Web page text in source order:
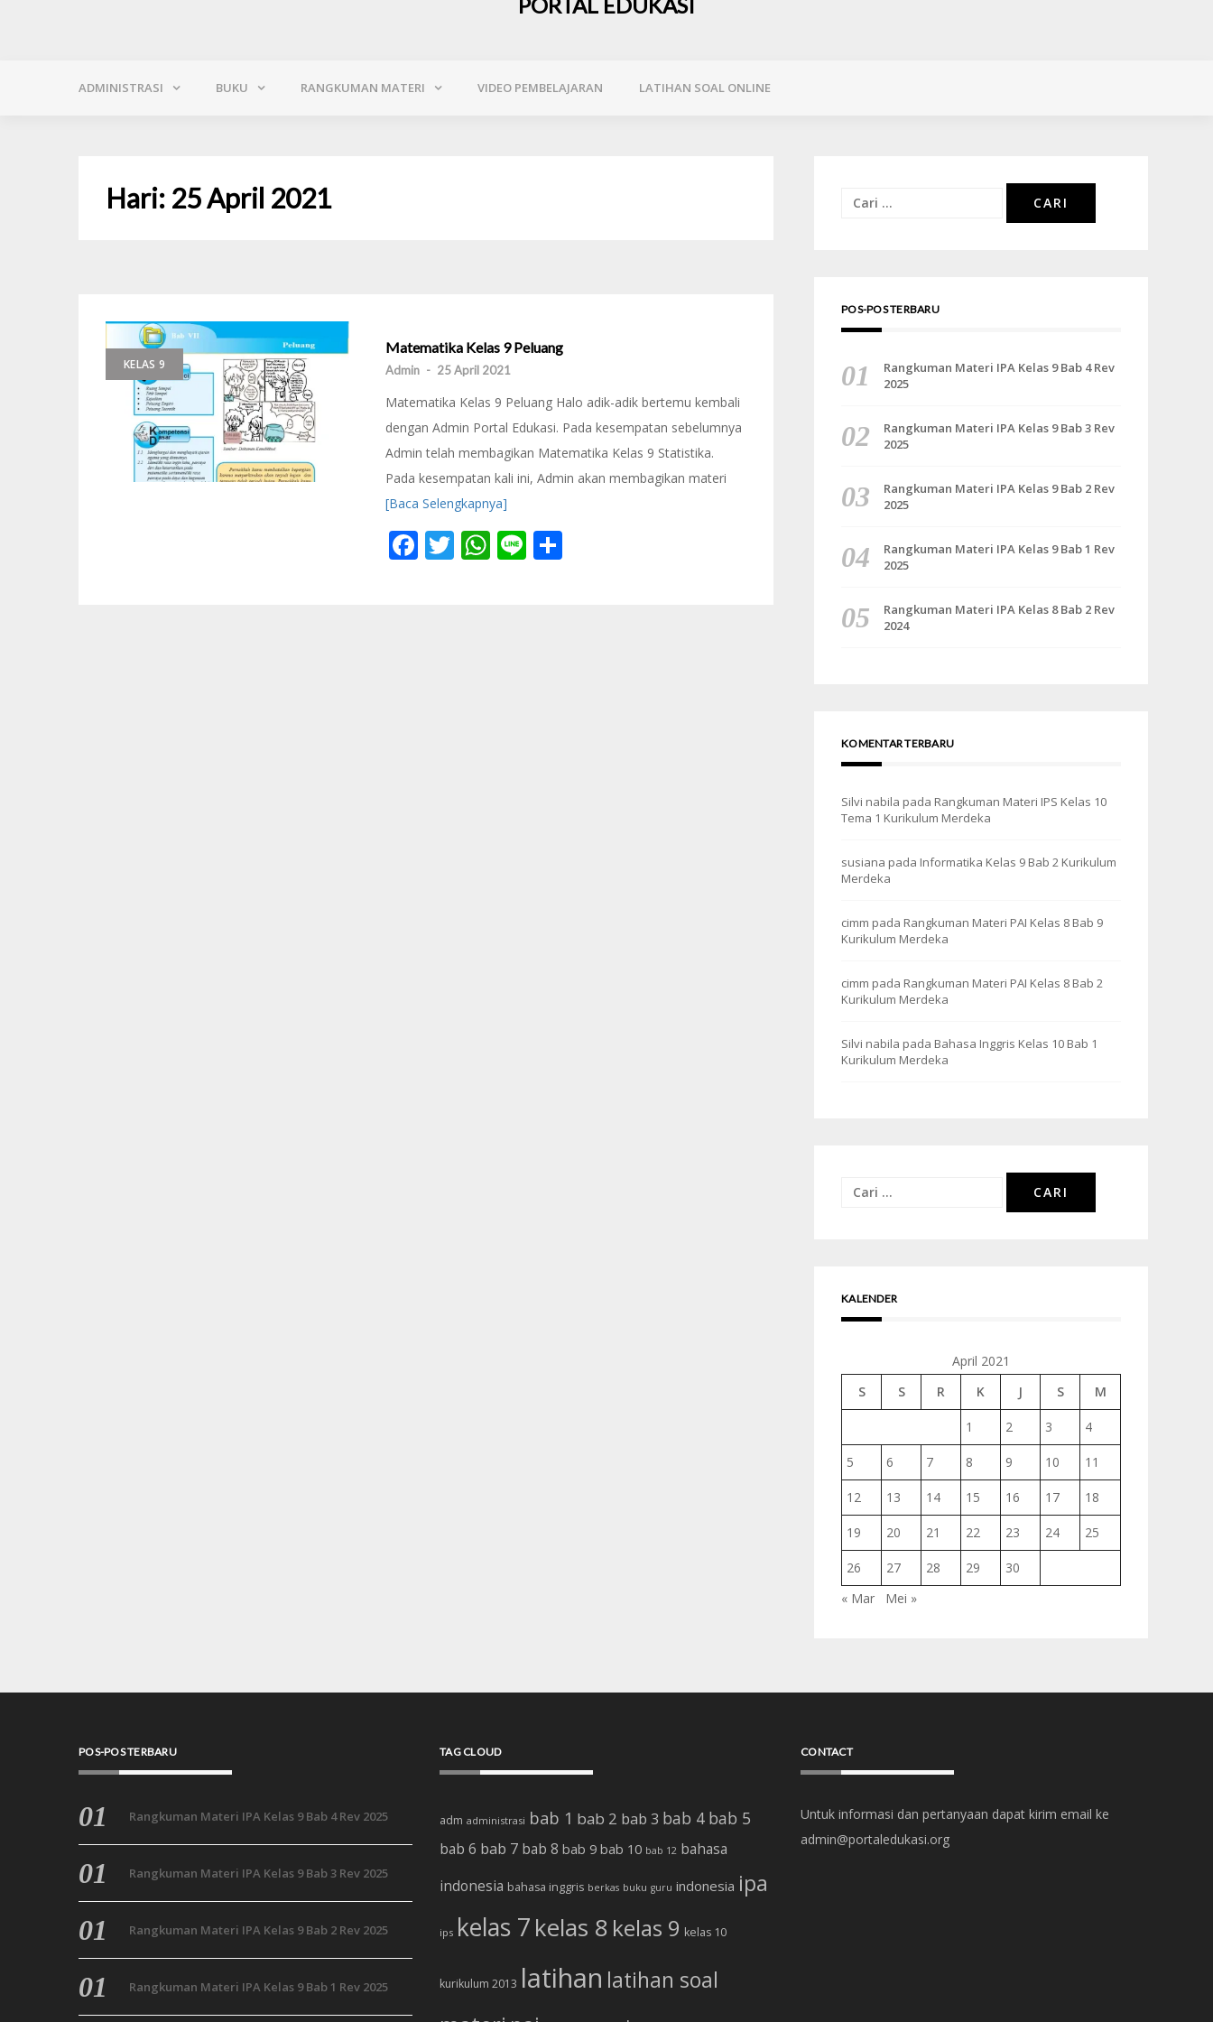
ADMINISTRASI BUKU RANGKUMAN MATERI VIDEO PEMBELAJARAN LATIHAN SOAL ONLINE
Hari: 25 April 2021
KELAS 9
Matematika Kelas 9 Peluang
Admin - 25 April 2021
Matematika Kelas 9 Peluang Halo adik-adik bertemu kembali
dengan Admin Portal Edukasi. Pada kesempatan sebelumnya
Admin telah membagikan Matematika Kelas 9 Statistika.
Pada kesempatan kali ini, Admin akan membagikan materi
[Baca Selengkapnya]
Facebook
Twitter
WhatsApp
Line
Cari
POS-POS TERBARU
Rangkuman Materi IPA Kelas 9 Bab 4 Rev
2025
Rangkuman Materi IPA Kelas 9 Bab 3 Rev
2025
Rangkuman Materi IPA Kelas 9 Bab 2 Rev
2025
Rangkuman Materi IPA Kelas 9 Bab 1 Rev
2025
Rangkuman Materi IPA Kelas 8 Bab 2 Rev
2024
KOMENTAR TERBARU
Silvi nabila pada Rangkuman Materi IPS Kelas 10
Tema 1 Kurikulum Merdeka
susiana pada Informatika Kelas 9 Bab 2 Kurikulum
Merdeka
cimm pada Rangkuman Materi PAI Kelas 8 Bab 9
Kurikulum Merdeka
cimm pada Rangkuman Materi PAI Kelas 8 Bab 2
Kurikulum Merdeka
Silvi nabila pada Bahasa Inggris Kelas 10 Bab 1
Kurikulum Merdeka
Cari
KALENDER
April 2021
S
S R K J S M
1 2 3 4
5 6 7 8 9 10 11
12 13 14 15 16 17 18
19 20 21 22 23 24 25
26 27 28 29
30
« Mar
Mei »
POS-POS TERBARU
Rangkuman Materi IPA Kelas 9 Bab 4 Rev 2025
Rangkuman Materi IPA Kelas 9 Bab 3 Rev 2025
Rangkuman Materi IPA Kelas 9 Bab 2 Rev 2025
Rangkuman Materi IPA Kelas 9 Bab 1 Rev 2025
TAG CLOUD
adm administrasi bab 1 bab 2 bab 3 bab 4 bab 5
bab 6 bab 7 bab 8 bab 9 bab 10 bab 12 bahasa
indonesia bahasa inggris berkas buku guru indonesia ipa
ips kelas 7kelas 8 kelas 9 kelas 10
kurikulum 2013 latihan latihan soal
CONTACT
Untuk informasi dan pertanyaan dapat kirim email ke
admin@portaledukasi.org